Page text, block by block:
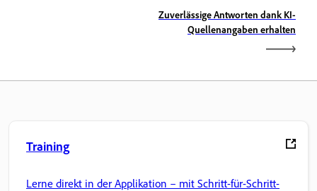
Zuverlässige Antworten dank KI-
Quellenangaben erhalten
Training
Lerne direkt in der Applikation – mit Schritt-für-Schritt-